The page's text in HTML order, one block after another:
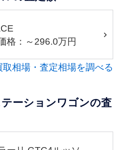
格：～296.0万円
取相場・査定相場を調べる
ーションワゴンの査